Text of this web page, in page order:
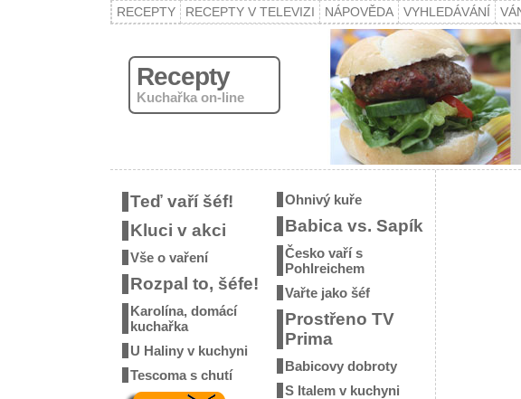
RECEPTY RECEPTY V TELEVIZI NÁPOVĚDA VYHLEDÁVÁNÍ
Recepty
Kuchařka on-line
Teď vaří šéf!
Kluci v akci
Vše o vaření
Rozpal to, šéfe!
Karolína, domácí
kuchařka
U Haliny v kuchyni
Tescoma s chutí
Ohnivý kuře
Babica vs. Sapík
Česko vaří s
Pohlreichem
Vařte jako šéf
Prostřeno TV
Prima
Babicovy dobroty
S Italem v kuchyni